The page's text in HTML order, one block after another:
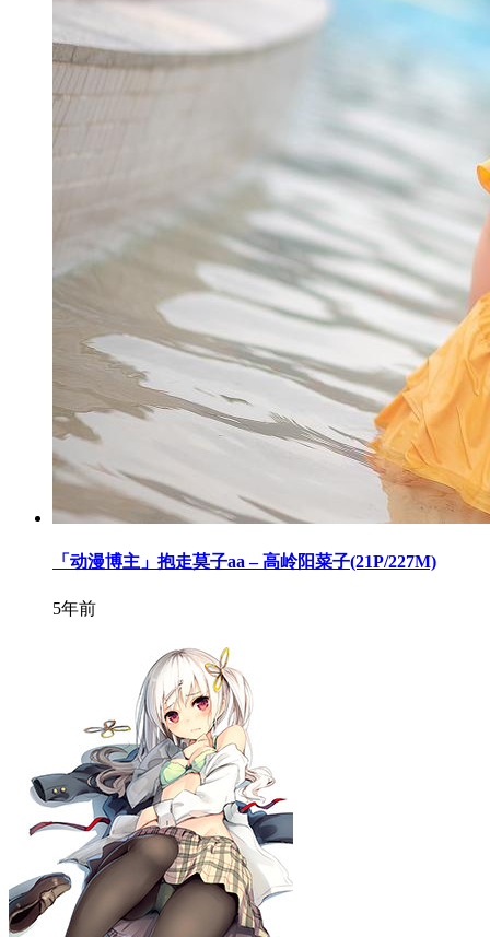
「动漫博主」抱走莫子aa – 高岭阳菜子(21P/227M)
5年前